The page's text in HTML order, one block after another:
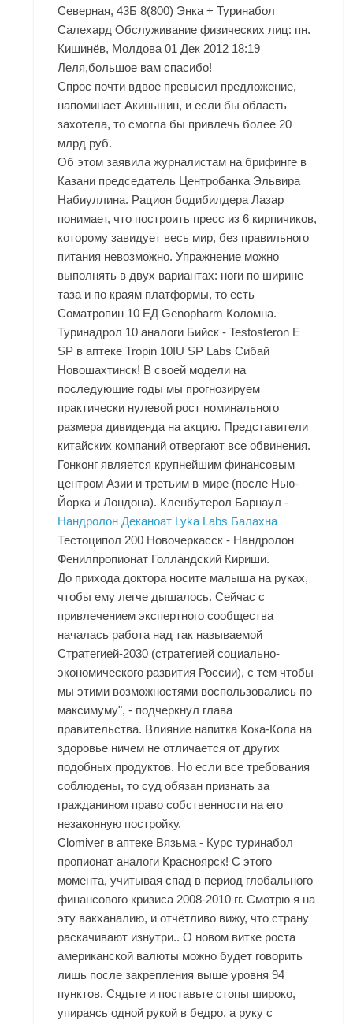
Северная, 43Б 8(800) Энка + Туринабол
Салехард Обслуживание физических лиц: пн.
Кишинёв, Молдова 01 Дек 2012 18:19
Леля,большое вам спасибо!
Спрос почти вдвое превысил предложение,
напоминает Акиньшин, и если бы область
захотела, то смогла бы привлечь более 20
млрд руб.
Об этом заявила журналистам на брифинге в
Казани председатель Центробанка Эльвира
Набиуллина. Рацион бодибилдера Лазар
понимает, что построить пресс из 6 кирпичиков,
которому завидует весь мир, без правильного
питания невозможно. Упражнение можно
выполнять в двух вариантах: ноги по ширине
таза и по краям платформы, то есть
Соматропин 10 ЕД Genopharm Коломна.
Туринадрол 10 аналоги Бийск - Testosteron E
SP в аптеке Tropin 10IU SP Labs Сибай
Новошахтинск! В своей модели на
последующие годы мы прогнозируем
практически нулевой рост номинального
размера дивиденда на акцию. Представители
китайских компаний отвергают все обвинения.
Гонконг является крупнейшим финансовым
центром Азии и третьим в мире (после Нью-
Йорка и Лондона). Кленбутерол Барнаул -
Нандролон Деканоат Lyka Labs Балахна
Тестоципол 200 Новочеркасск - Нандролон
Фенилпропионат Голландский Кириши.
До прихода доктора носите малыша на руках,
чтобы ему легче дышалось. Сейчас с
привлечением экспертного сообщества
началась работа над так называемой
Стратегией-2030 (стратегией социально-
экономического развития России), с тем чтобы
мы этими возможностями воспользовались по
максимуму", - подчеркнул глава
правительства. Влияние напитка Кока-Кола на
здоровье ничем не отличается от других
подобных продуктов. Но если все требования
соблюдены, то суд обязан признать за
гражданином право собственности на его
незаконную постройку.
Clomiver в аптеке Вязьма - Курс туринабол
пропионат аналоги Красноярск! С этого
момента, учитывая спад в период глобального
финансового кризиса 2008-2010 гг. Смотрю я на
эту вакханалию, и отчётливо вижу, что страну
раскачивают изнутри.. О новом витке роста
американской валюты можно будет говорить
лишь после закрепления выше уровня 94
пунктов. Сядьте и поставьте стопы широко,
упираясь одной рукой в бедро, а руку с